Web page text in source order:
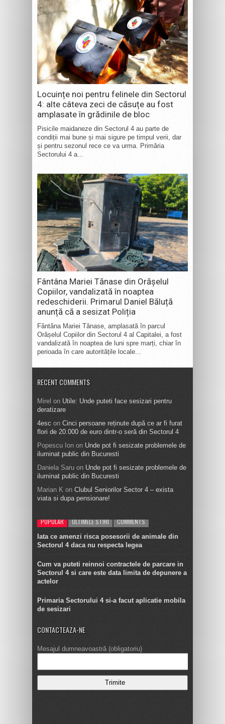
Locuințe noi pentru felinele din Sectorul
4: alte câteva zeci de căsuțe au fost
amplasate în grădinile de bloc
Pisicile maidaneze din Sectorul 4 au parte de
condiții mai bune și mai sigure pe timpul verii, dar
și pentru sezonul rece ce va urma. Primăria
Sectorului 4 a...
Fântâna Mariei Tănase din Orășelul
Copiilor, vandalizată în noaptea
redeschiderii. Primarul Daniel Băluță
anunță că a sesizat Poliția
Fântâna Mariei Tănase, amplasată în parcul
Orășelul Copiilor din Sectorul 4 al Capitalei, a fost
vandalizată în noaptea de luni spre marți, chiar în
perioada în care autoritățile locale...
RECENT COMMENTS
Mirel on Utile: Unde puteti face sesizari pentru
deratizare
4esc on Cinci persoane reținute după ce ar fi furat
flori de 20.000 de euro dintr-o seră din Sectorul 4
Popescu Ion on Unde pot fi sesizate problemele de
iluminat public din Bucuresti
Daniela Saru on Unde pot fi sesizate problemele de
iluminat public din Bucuresti
Marian K on Clubul Seniorilor Sector 4 – exista
viata si dupa pensionare!
POPULAR ULTIMELE STIRI COMMENTS
Iata ce amenzi risca posesorii de animale din
Sectorul 4 daca nu respecta legea
Cum va puteti reinnoi contractele de parcare in
Sectorul 4 si care este data limita de depunere a
actelor
Primaria Sectorului 4 si-a facut aplicatie mobila
de sesizari
CONTACTEAZA-NE
Mesajul dumneavoastră (obligatoriu)